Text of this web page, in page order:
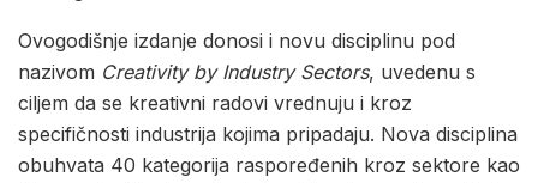
Ovogodišnje izdanje donosi i novu disciplinu pod
nazivom Creativity by Industry Sectors, uvedenu s
ciljem da se kreativni radovi vrednuju i kroz
specifičnosti industrija kojima pripadaju. Nova disciplina
obuhvata 40 kategorija raspoređenih kroz sektore kao